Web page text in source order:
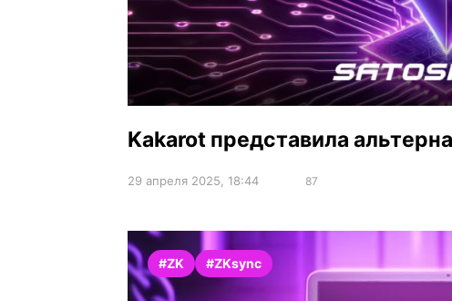
Kakarot представила
29 апреля 2025, 18:44 87
#ZK #ZKsync